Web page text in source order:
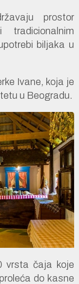
prostor
biljaka u
Ivane, koja je
u Beogradu.
vrsta čaja koje
do kasne